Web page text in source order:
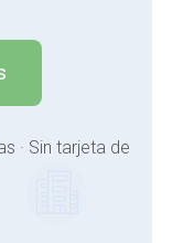
· Sin tarjeta de